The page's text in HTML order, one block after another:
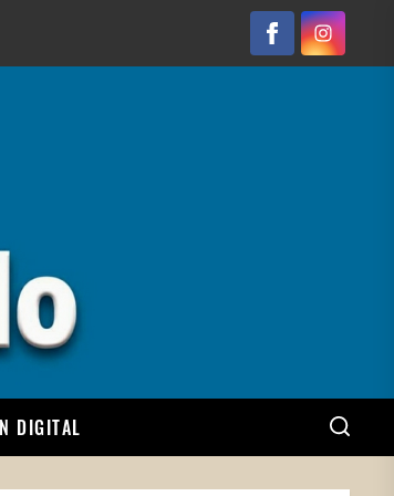
FacebookInstagram
DIGITAL